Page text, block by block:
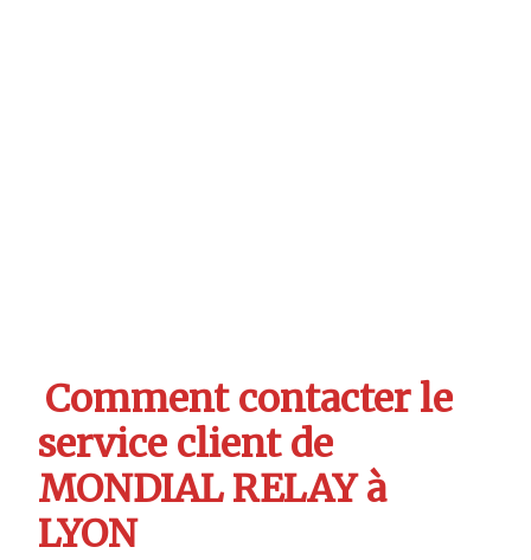
Comment contacter le
service client de
MONDIAL RELAY à
LYON